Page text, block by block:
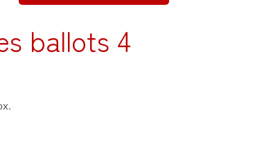
ballots 4